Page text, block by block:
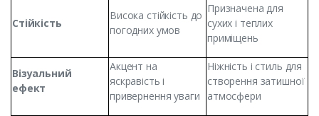
Стійкість
Висока стійкість до
погодних умов
Призначена для
сухих і теплих
приміщень
Візуальний
ефект
Акцент на
яскравість і
привернення уваги
Ніжність і стиль для
створення затишної
атмосфери